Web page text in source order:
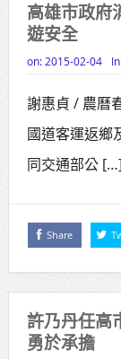
高雄市政府
遊安全
on:2015-02-04
謝惠貞 / 農曆
國道客運返鄉
同交通部公 […]
Share
許乃丹任高
勇於承擔